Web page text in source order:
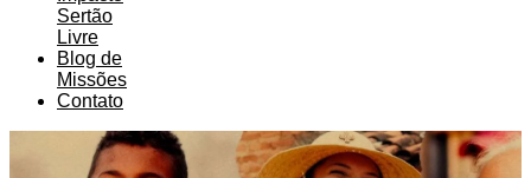
Sertão
Livre
Blog de
Missões
Contato